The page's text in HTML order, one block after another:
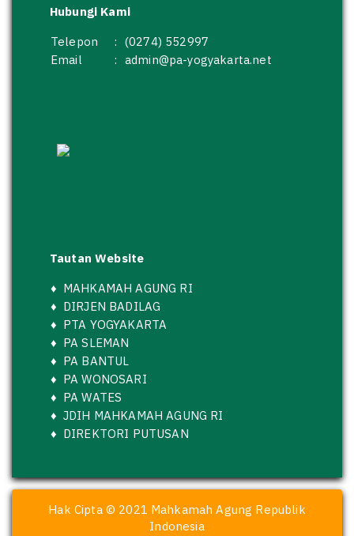
Hubungi Kami
Telepon
: (0274) 552997
Email
: admin@pa-yogyakarta.net
Tautan Website
♦ MAHKAMAH AGUNG RI
♦ DIRJEN BADILAG
♦ PTA YOGYAKARTA
♦ PA SLEMAN
♦ PA BANTUL
♦ PA WONOSARI
♦ PA WATES
♦ JDIH MAHKAMAH AGUNG RI
♦ DIREKTORI PUTUSAN
Hak Cipta © 2021 Mahkamah Agung Republik
Indonesia